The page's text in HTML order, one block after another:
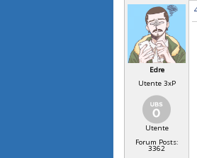
Edre
Utente 3xP
Utente
Forum Posts:
3362